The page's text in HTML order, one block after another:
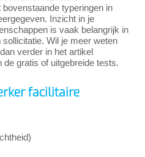
typeringen in
Inzicht in je
is vaak belangrijk in
Wil je meer weten
verder in het artikel
de gratis of uitgebreide tests.
facilitaire